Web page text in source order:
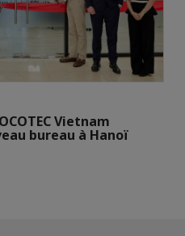
Vietnam
bureau à Hanoï